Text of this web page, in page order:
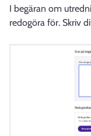
I begäran om
redogöra för. Skriv